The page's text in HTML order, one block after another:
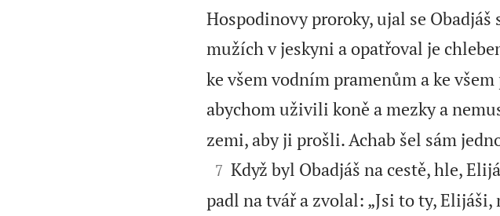
Hospodinovy proroky, ujal se
mužích v jeskyni a opatřoval je
ke všem vodním pramenům a ke
abychom uživili koně a mezky a
zemi, aby ji prošli. Achab šel sám


7 Když byl Obadjáš na cestě, hle,
padl na tvář a zvolal: „Jsi to ty, Elijáši,